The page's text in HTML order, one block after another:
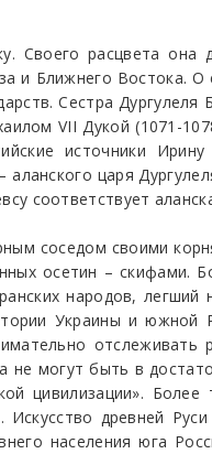
Своего расцвета она
и Ближнего Востока. О
Сестра Дургулеля
VII Дукой (1071-
источники Ирину
царя
соответствует
соседом своими
осетин – скифами.
народов,
Украины и
отслеживать
не могут быть в
цивилизации».
древней
населения юга